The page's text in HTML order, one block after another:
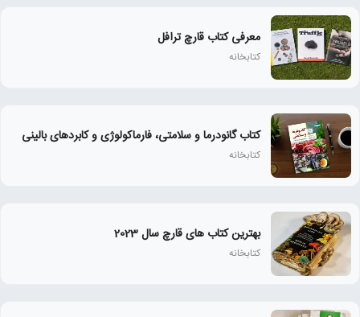
معرفی کتاب قارچ ترافل
کتابخانه
کتاب گانودرما و سلامتی، فارماکولوژی و کابردهای بالینی
کتابخانه
بهترین کتاب های قارچ سال 2023
کتابخانه